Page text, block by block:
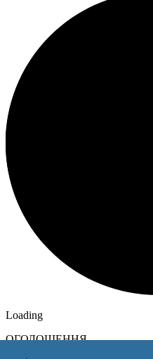
Loading
ОГОЛОШЕННЯ